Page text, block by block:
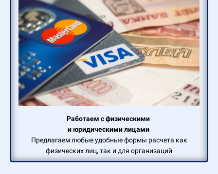
Работаем с физическими
и юридическими лицами
Предлагаем любые удобные формы расчета как
физических лиц, так и для организаций